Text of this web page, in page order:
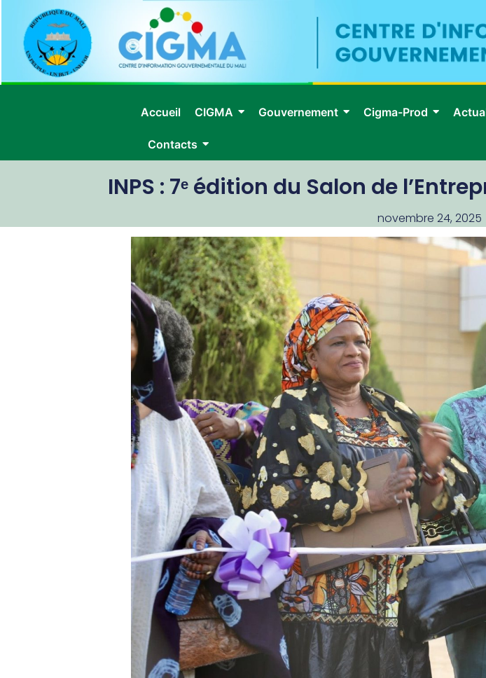
Accueil CIGMA Gouvernement Cigma-Prod
Contacts
INPS : 7ᵉ édition du Salon de
novembre 24, 2025